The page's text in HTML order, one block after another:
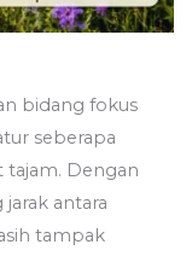
bidang fokus
seberapa
tajam. Dengan
antara
tampak